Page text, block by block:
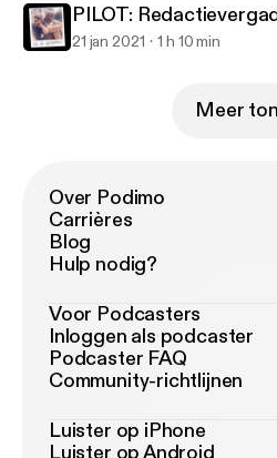
PILOT:
21 jan 2021 1 h 10 min
Meer
Over Podimo
Carrières
Blog
Hulp nodig?
Voor Podcasters
Inloggen als podcaster
Podcaster FAQ
Community-richtlijnen
Luister op iPhone
Luister op Android